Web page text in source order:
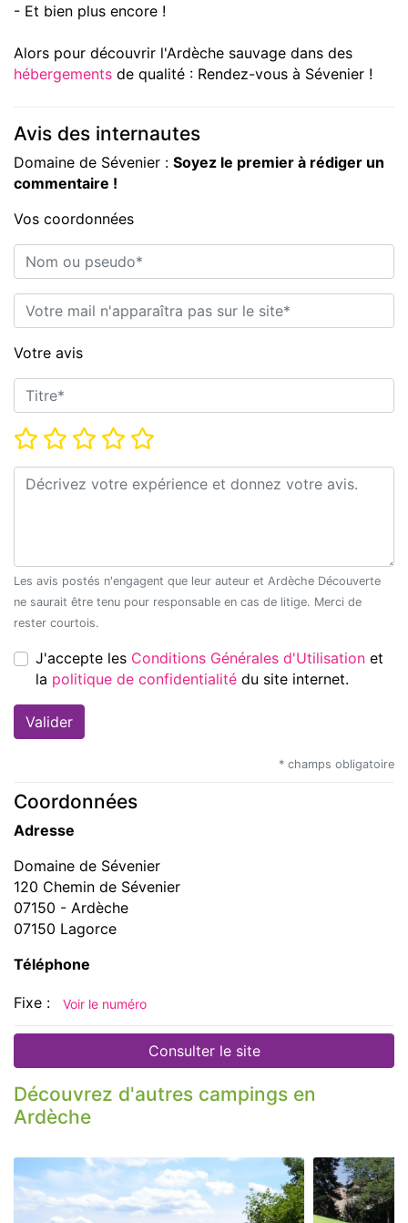
- Et bien plus encore !
Alors pour découvrir l'Ardèche sauvage dans des
hébergements de qualité : Rendez-vous à Sévenier !
Avis des internautes
Domaine de Sévenier : Soyez le premier à rédiger un
commentaire !
Vos coordonnées
Nom ou pseudo*
E-mail*
Votre avis
Titre*
Note*
Commentaire*
Les avis postés n'engagent que leur auteur et Ardèche Découverte
ne saurait être tenu pour responsable en cas de litige. Merci de
rester courtois.
J'accepte les Conditions Générales d'Utilisation et
la
politique de confidentialité du site internet.
* champs obligatoire
Coordonnées
Adresse
Domaine de Sévenier
120 Chemin de Sévenier
07150 - Ardèche
07150 Lagorce
Téléphone
Fixe : Voir le numéro
Consulter le site
Découvrez d'autres campings en
Ardèche